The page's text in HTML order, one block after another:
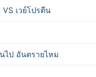
เวย์โปรตีน
ไป อันตรายไหม